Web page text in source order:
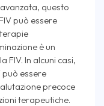
questo
può essere
è un
In alcuni casi,
può essere
precoce
terapeutiche.